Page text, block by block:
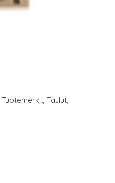
Tuotemerkit, Taulut,